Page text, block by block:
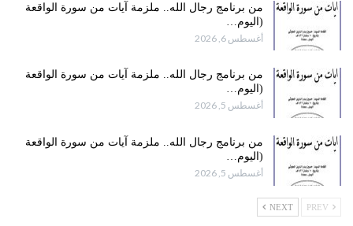
من برنامج رجال الله.. ملزمة آيات من سورة الواقعة
(اليوم…
أغسطس 6, 2026
من برنامج رجال الله.. ملزمة آيات من سورة الواقعة
(اليوم…
أغسطس 5, 2026
من برنامج رجال الله.. ملزمة آيات من سورة الواقعة
(اليوم…
أغسطس 5, 2026
NEXT